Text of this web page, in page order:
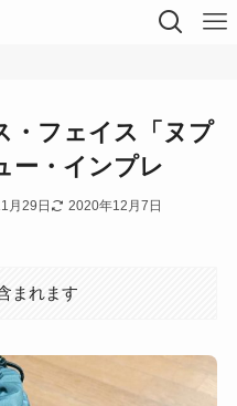
・フェイス「ヌプ
ー・インプレ
月29日
2020年12月7日
まれます